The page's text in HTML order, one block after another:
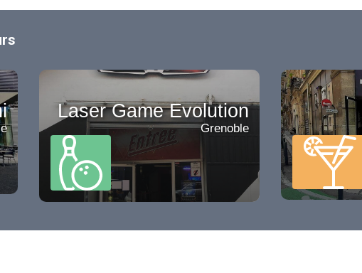
Laser Game Evolution
Grenoble